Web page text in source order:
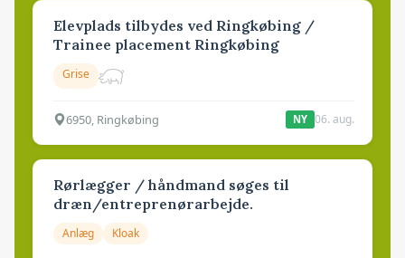
Elevplads tilbydes ved Ringkøbing /
Trainee placement Ringkøbing
Grise
6950, Ringkøbing NY 06. aug.
Rørlægger / håndmand søges til
dræn/entreprenørarbejde.
Anlæg Kloak